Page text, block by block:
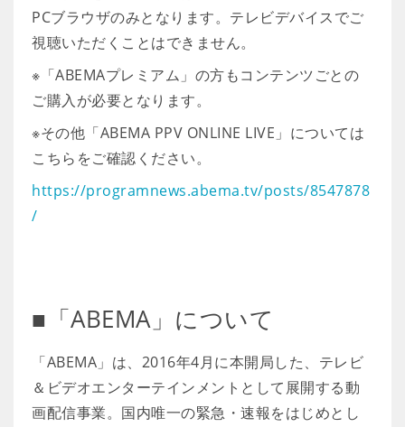
PCブラウザのみとなります。テレビデバイスでご
視聴いただくことはできません。
※「ABEMAプレミアム」の方もコンテンツごとの
ご購入が必要となります。
※その他「ABEMA PPV ONLINE LIVE」については
こちらをご確認ください。
https://programnews.abema.tv/posts/8547878
/
■「ABEMA」について
「ABEMA」は、2016年4月に本開局した、テレビ
＆ビデオエンターテインメントとして展開する動
画配信事業。国内唯一の緊急・速報をはじめとし